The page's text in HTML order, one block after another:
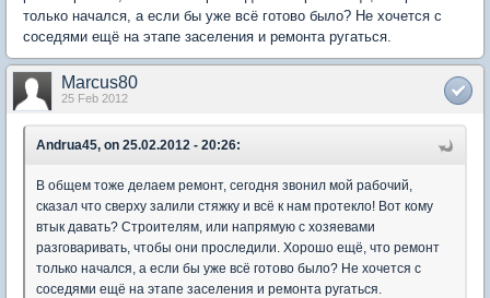
только начался, а если бы уже всё готово было? Не хочется с
соседями ещё на этапе заселения и ремонта ругаться.
Marcus80
25 Feb 2012
Andrua45, on 25.02.2012 - 20:26:
В общем тоже делаем ремонт, сегодня звонил мой рабочий,
сказал что сверху залили стяжку и всё к нам протекло! Вот кому
втык давать? Строителям, или напрямую с хозяевами
разговаривать, чтобы они проследили. Хорошо ещё, что ремонт
только начался, а если бы уже всё готово было? Не хочется с
соседями ещё на этапе заселения и ремонта ругаться.